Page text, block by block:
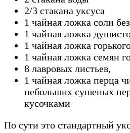
2/3 стакана уксуса
1 чайная ложка соли
1 чайная ложка
1 чайная ложка
1 чайная ложка семян
8 лавровых листьев,
1 чайная ложка перца
небольших сушеных
кусочками
По сути это стандартный